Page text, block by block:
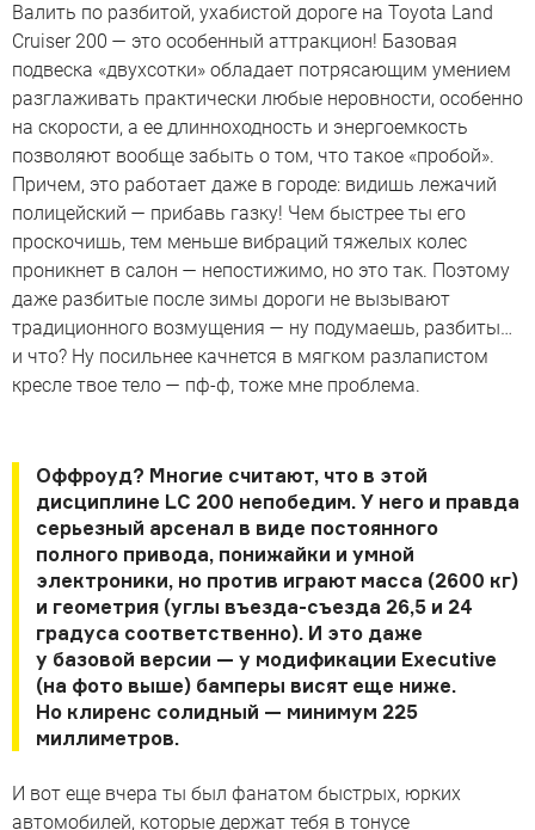
Валить по разбитой, ухабистой дороге на Toyota Land
Cruiser 200 — это особенный аттракцион! Базовая
подвеска «двухсотки» обладает потрясающим умением
разглаживать практически любые неровности, особенно
на скорости, а ее длинноходность и энергоемкость
позволяют вообще забыть о том, что такое «пробой».
Причем, это работает даже в городе: видишь лежачий
полицейский — прибавь газку! Чем быстрее ты его
проскочишь, тем меньше вибраций тяжелых колес
проникнет в салон — непостижимо, но это так. Поэтому
даже разбитые после зимы дороги не вызывают
традиционного возмущения — ну подумаешь, разбиты…
и что? Ну посильнее качнется в мягком разлапистом
кресле твое тело — пф-ф, тоже мне проблема.
Оффроуд? Многие считают, что в этой
дисциплине LC 200 непобедим. У него и правда
серьезный арсенал в виде постоянного
полного привода, понижайки и умной
электроники, но против играют масса (2600 кг)
и геометрия (углы въезда-съезда 26,5 и 24
градуса соответственно). И это даже
у базовой версии — у модификации Executive
(на фото выше) бамперы висят еще ниже.
Но клиренс солидный — минимум 225
миллиметров.
И вот еще вчера ты был фанатом быстрых, юрких
автомобилей, которые держат тебя в тонусе